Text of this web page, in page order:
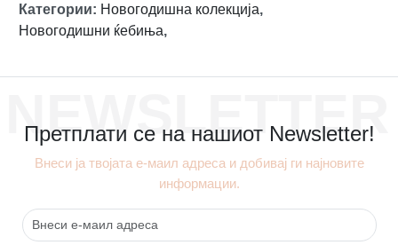
Категории: Новогодишна колекција,
Новогодишни ќебиња,
NEWSLETTER
Претплати се на нашиот Newsletter!
Внеси ја твојата е-маил адреса и добивај ги најновите
информации.